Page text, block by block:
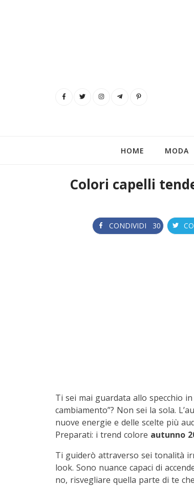
HOME MODA
Colori capelli
CONDIVIDI 30
Ti sei mai guardata allo specchio
cambiamento”? Non sei la sola.
nuove energie e delle scelte più
Preparati: i trend colore autunno
Ti guiderò attraverso sei tonalità
look. Sono nuance capaci di
no, risvegliare quella parte di te